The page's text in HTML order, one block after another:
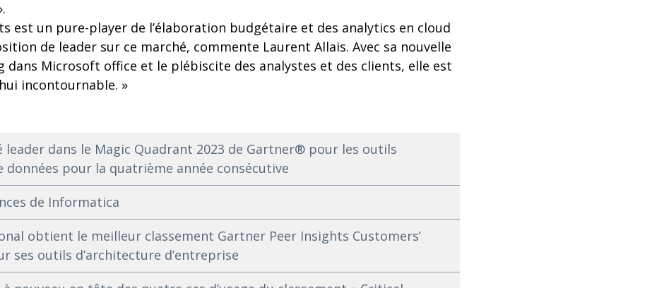
est un pure-player de l’élaboration budgétaire et des analytics en cloud
de leader sur ce marché, commente Laurent Allais. Avec sa nouvelle
Microsoft office et le plébiscite des analystes et des clients, elle est
incontournable. »
leader dans le Magic Quadrant 2023 de Gartner® pour les outils
pour la quatrième année consécutive
de Informatica
obtient le meilleur classement Gartner Peer Insights Customers’
ses outils d’architecture d’entreprise